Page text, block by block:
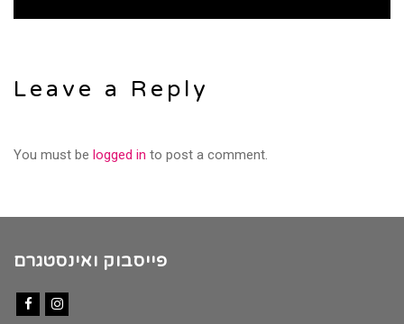
Leave a Reply
You must be logged in to post a comment.
פייסבוק ואינסטגרם